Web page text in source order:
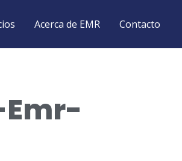
Acerca de EMR Contacto